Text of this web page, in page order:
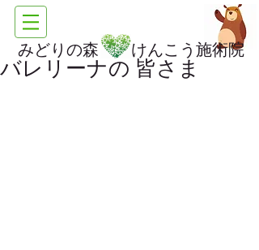
みどりの森 けんこう施術院
バレリーナの 皆さま